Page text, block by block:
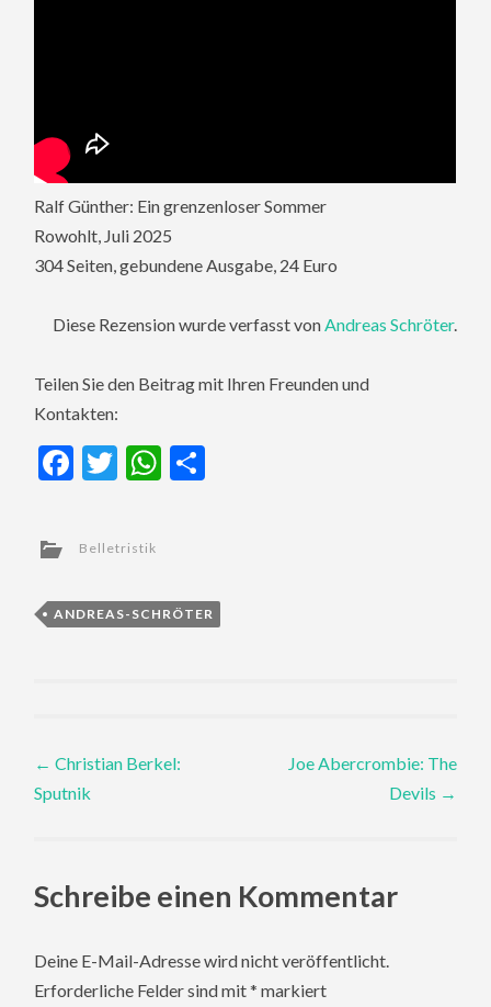
Ralf Günther: Ein grenzenloser Sommer
Rowohlt, Juli 2025
304 Seiten, gebundene Ausgabe, 24 Euro
Diese Rezension wurde verfasst vonAndreas Schröter.
Teilen Sie den Beitrag mit Ihren Freunden und
Kontakten:
Facebook
TwitterWhatsApp
Belletristik
ANDREAS-SCHRÖTER
Post
navigation
← Christian Berkel:
Sputnik
Joe Abercrombie: The
Devils →
Schreibe einen Kommentar
Deine E-Mail-Adresse wird nicht veröffentlicht.
Erforderliche Felder sind mit* markiert